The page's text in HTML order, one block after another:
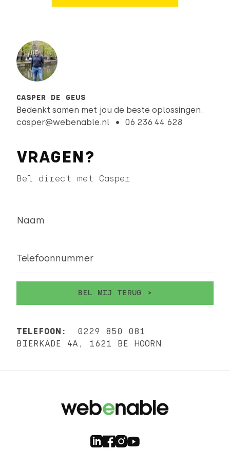
CASPER DE GEUS
Bedenkt samen met jou de beste oplossingen.
casper@webenable.nl
06 236 44 628
VRAGEN?
Bel direct met Casper
Naam
Telefoonnummer
TELEFOON:
0229 850 081
BIERKADE 4A, 1621 BE HOORN